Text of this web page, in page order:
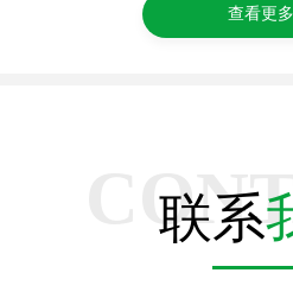
查看更
联系